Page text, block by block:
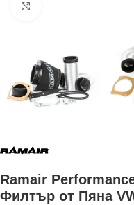
Ramair
Филтър от Пяна